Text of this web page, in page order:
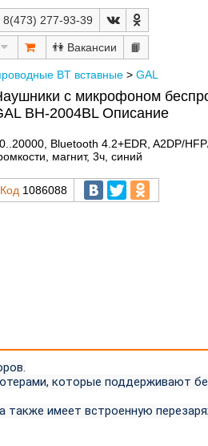
8(473) 277-93-39
👫 📙
BT вставные> GAL
с микрофоном
BH-2004BL Описание
Bluetooth 4.2+EDR, A2DP/
магнит, 3ч, синий
Код 1086088
которые поддерживают
также имеет встроенную